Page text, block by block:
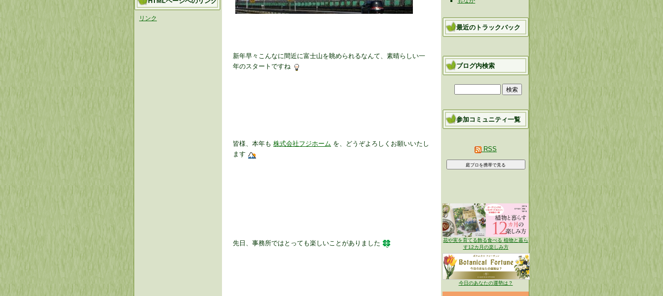
新年早々こんなに間近に富士山を眺められるなんて、素晴らしい一
年のスタートですね
皆様、本年も 株式会社フジホーム を、どうぞよろしくお願いいたし
ます
先日、事務所ではとっても楽しいことがありました
リンク
最近のトラックバック
ブログ内検索
参加コミュニティ一覧
RSS
花や実を育てる飾る食べる 植物と暮ら
す12カ月の楽しみ方
今日のあなたの運勢は？